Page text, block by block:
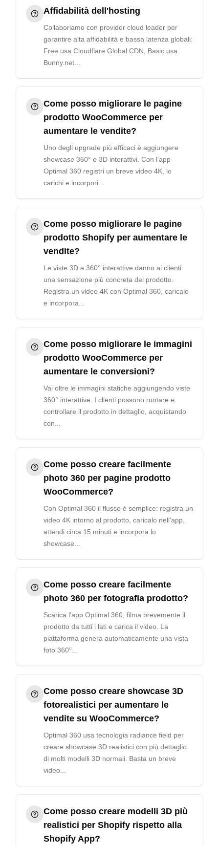
Affidabilità dell'hosting
Collaboriamo con provider cloud leader per
garantire alta affidabilità e bassa latenza globali:
Free usa Cloudflare Global CDN, Basic usa
Bunny.net...
Come posso migliorare le pagine
prodotto WooCommerce per
aumentare le vendite?
Uno degli upgrade più efficaci è aggiungere
showcase 360° e 3D interattivi. Con l'app
Optimal 360 registri un breve video 4K, lo
carichi e incorpori...
Come posso migliorare le pagine
prodotto Shopify per aumentare le
vendite?
Le viste 3D e 360° interattive danno ai clienti
una sensazione più concreta del prodotto.
Registra un video 4K con Optimal 360, caricalo
e incorpora...
Come posso migliorare le immagini
prodotto WooCommerce per
aumentare le conversioni?
Vai oltre le immagini statiche aggiungendo viste
360° interattive. I clienti possono ruotare e
controllare il prodotto in dettaglio, acquistando
con...
Come posso creare facilmente
photo 360 per pagine prodotto
WooCommerce?
Con Optimal 360 il flusso è semplice: registra un
video 4K intorno al prodotto, caricalo nell'app,
attendi circa 15 minuti e incorpora lo
showcase...
Come posso creare facilmente
photo 360 per fotografia prodotto?
Scarica l'app Optimal 360, filma brevemente il
prodotto da tutti i lati e carica il video. La
piattaforma genera automaticamente una vista
foto 360°...
Come posso creare showcase 3D
fotorealistici per aumentare le
vendite su WooCommerce?
Optimal 360 usa tecnologia radiance field per
creare showcase 3D realistici con più dettaglio
di molti modelli 3D normali. Basta un breve
video...
Come posso creare modelli 3D più
realistici per Shopify rispetto alla
Shopify App?